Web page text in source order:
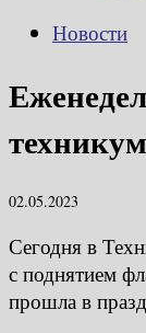
Новости
02.05.2023
Сегодня в
с поднятием
прошла в